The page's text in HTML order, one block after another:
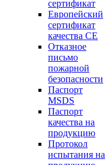
сертификат
Европейский
сертификат
качества СЕ
Отказное
письмо
пожарной
безопасности
Паспорт
МSDS
Паспорт
качества на
продукцию
Протокол
испытания на